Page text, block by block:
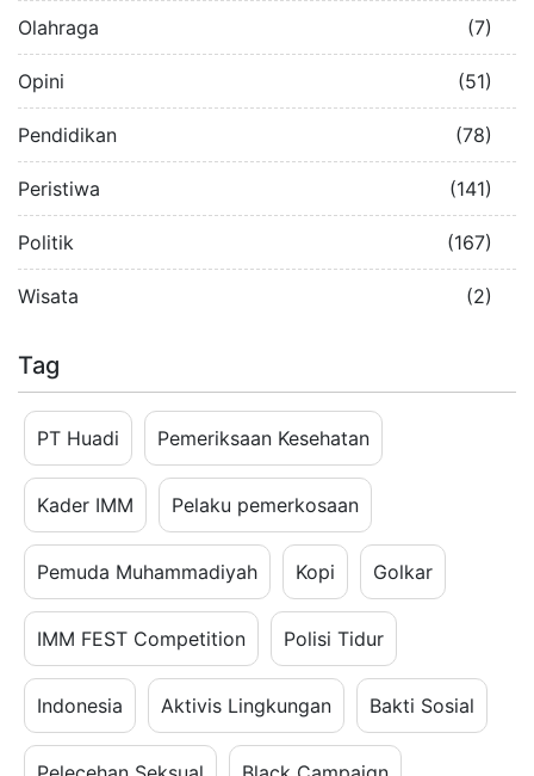
Olahraga (7)
Opini (51)
Pendidikan (78)
Peristiwa (141)
Politik (167)
Wisata (2)
Tag
PT Huadi Pemeriksaan Kesehatan
Kader IMM Pelaku pemerkosaan
Pemuda Muhammadiyah Kopi Golkar
IMM FEST Competition Polisi Tidur
Indonesia Aktivis Lingkungan Bakti Sosial